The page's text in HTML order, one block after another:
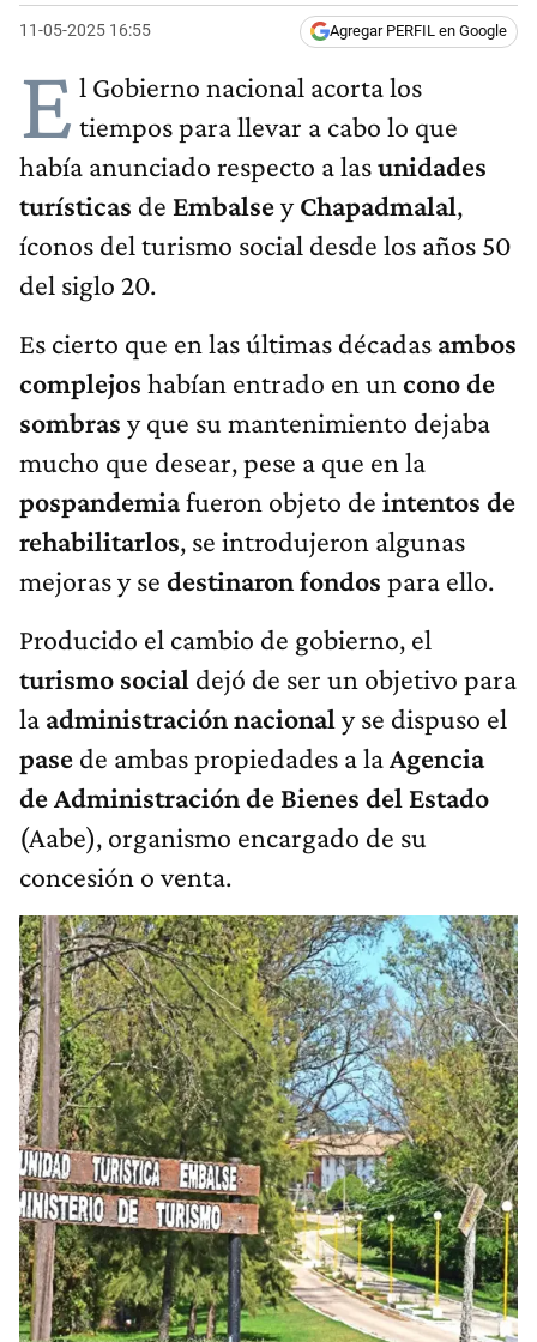
11-05-2025 16:55 Agregar PERFIL en Google
E l Gobierno nacional acorta los
tiempos para llevar a cabo lo que
había anunciado respecto a lasunidades
turísticas de EmbalseyChapadmalal,
íconos del turismo social desde los años 50
del siglo 20.
Es cierto que en las últimas décadas ambos
complejos habían entrado en un conode
sombras y que su mantenimiento dejaba
mucho que desear, pese a que en la
pospandemiafueron objeto de intentos de
rehabilitarlos, se introdujeron algunas
mejoras y se destinaronfondos para ello.
Producido el cambio de gobierno, el
turismo social dejó de ser un objetivo para
la administraciónnacional y se dispuso el
pase de ambas propiedades a laAgencia
deAdministraciónde Bienes del Estado
(Aabe), organismo encargado de su
concesión o venta.